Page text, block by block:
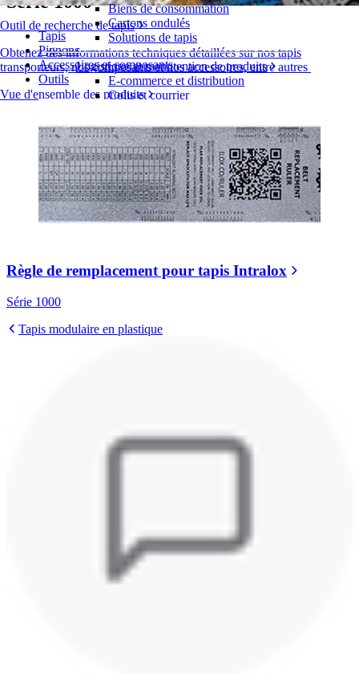
Outil de recherche de tapis
Obtenez des informations techniques détaillées sur nos tapis
transporteurs, nos composants et nos accessoires, entre autres
Vue d'ensemble des produits
Biens de consommation
Cartons ondulés
Solutions de tapis
Logistique et manutention de produits
E-commerce et distribution
Colis et courrier
Pneu
Automobile
Batteries de véhicules électriques
Industriel
Présentation des industries
Tapis
Pignons
Accessoires et composants
Outils
Règle de remplacement pour tapis Intralox
Série 1000
Tapis modulaire en plastique